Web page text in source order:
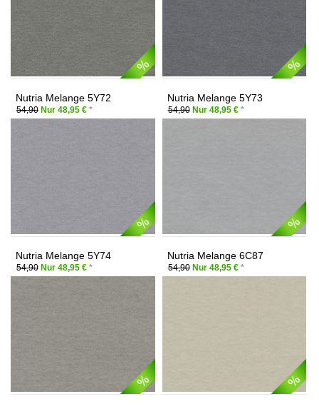
Nutria Melange 5Y72
54,90 Nur 48,95 € *
Nutria Melange 5Y73
54,90Nur 48,95 € *
Nutria Melange 5Y74
54,90 Nur 48,95 € *
Nutria Melange 6C87
54,90Nur 48,95 € *